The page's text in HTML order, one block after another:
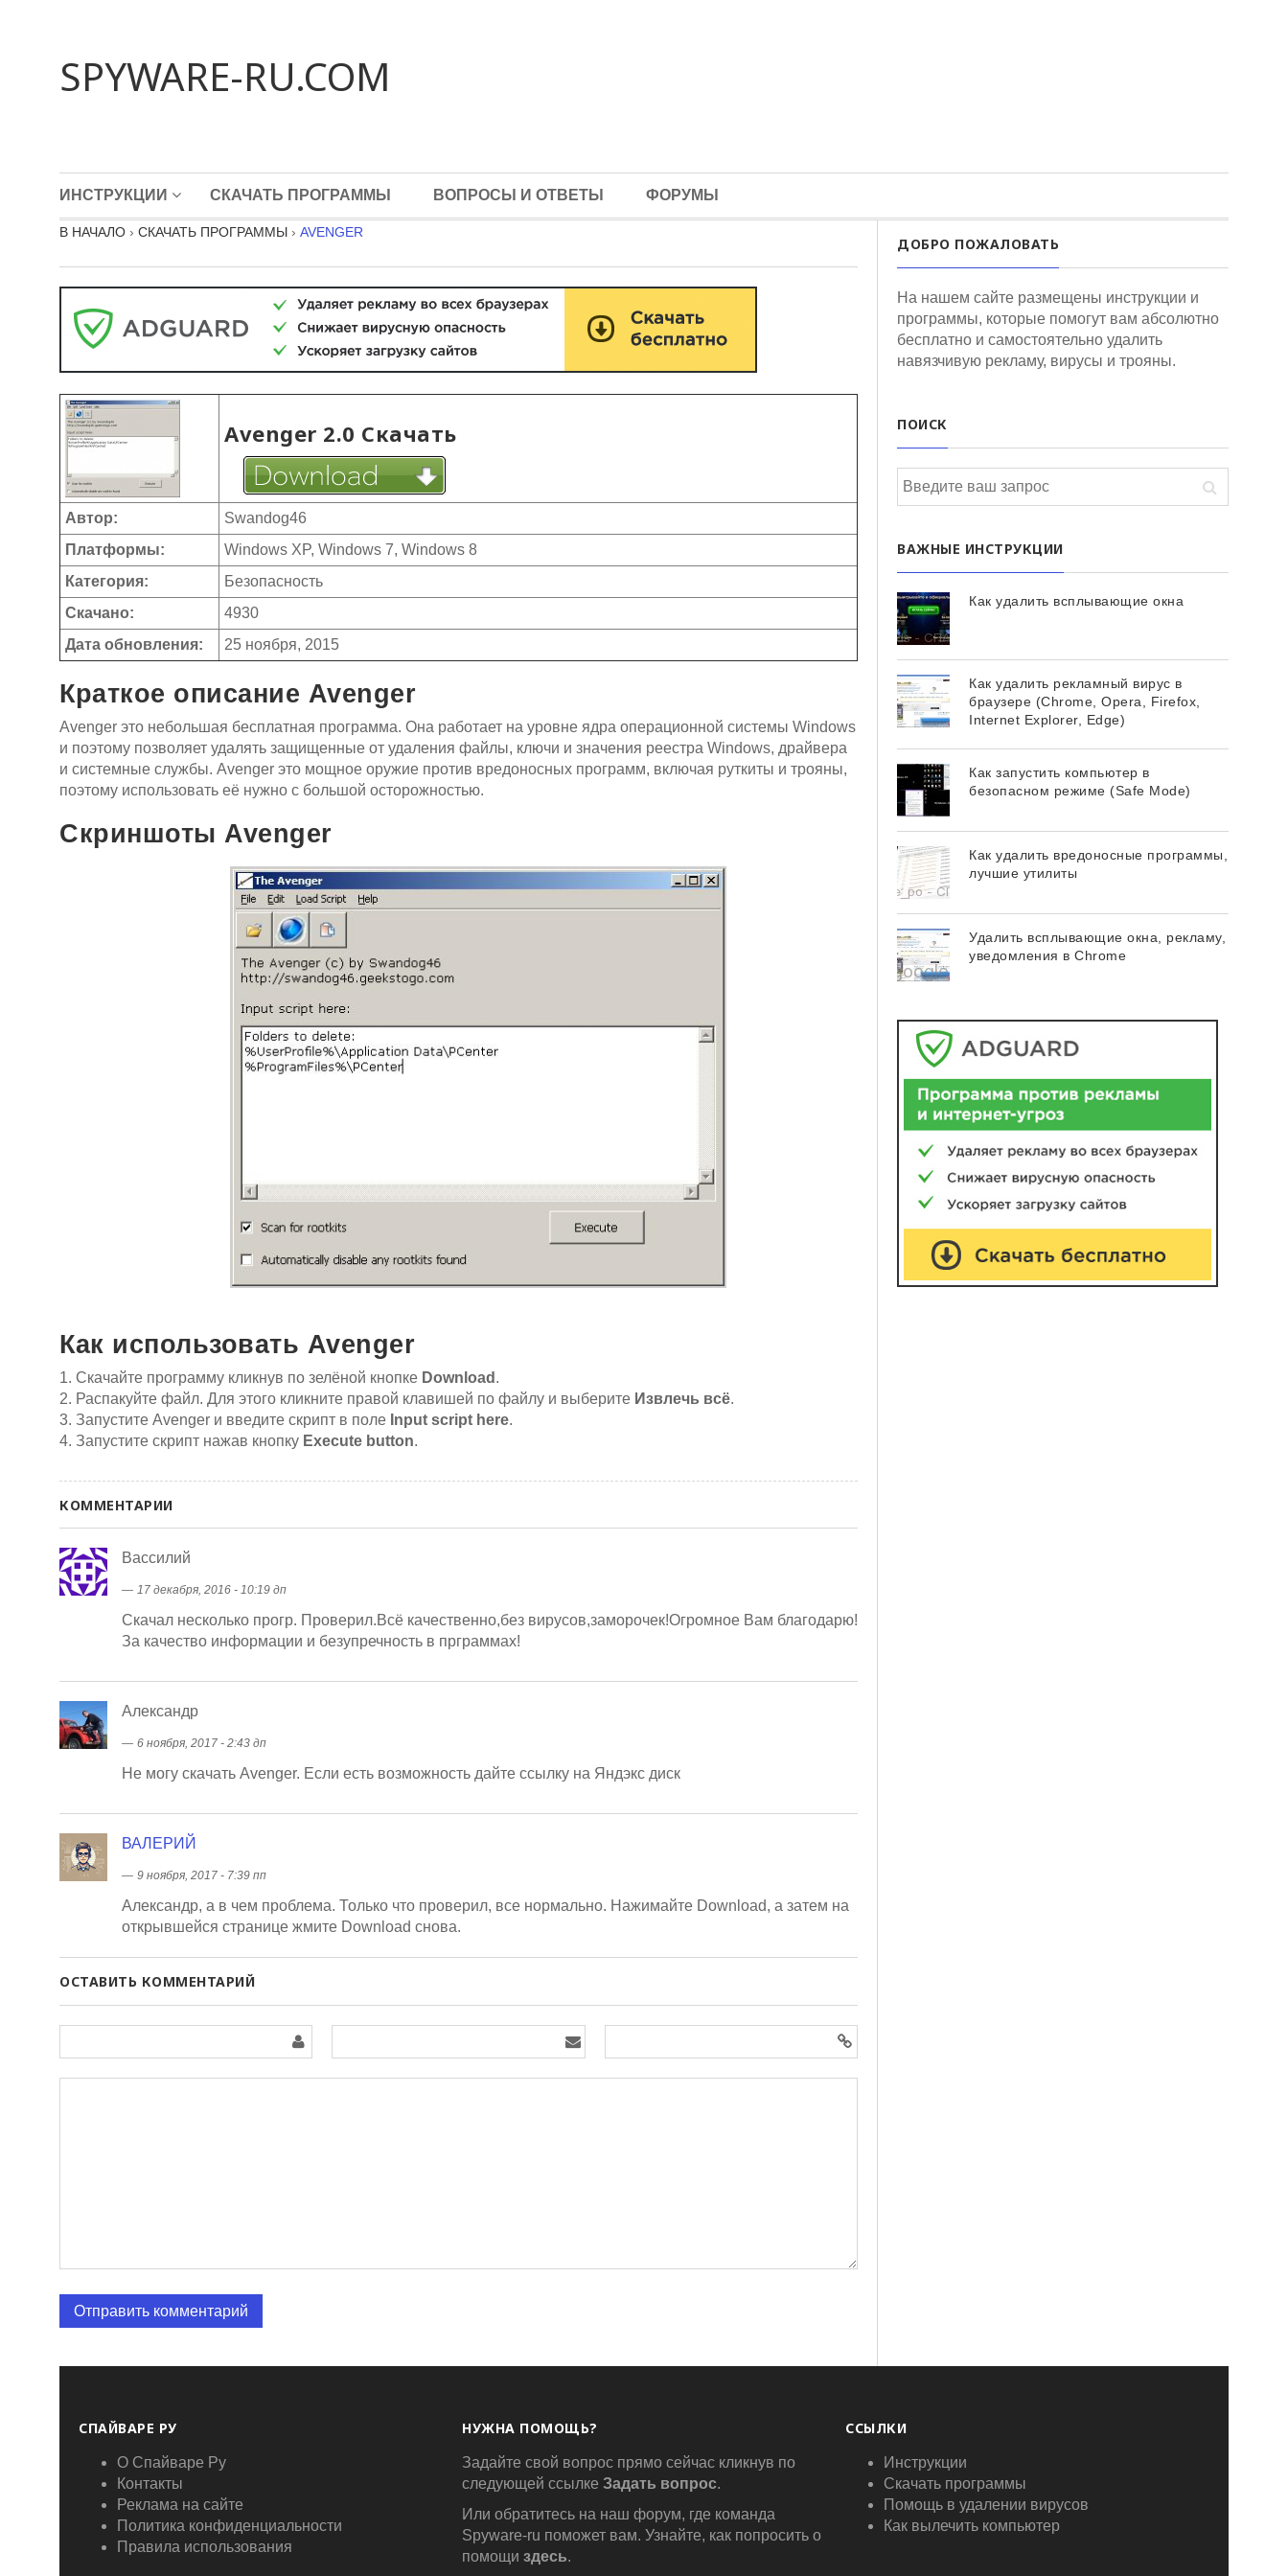
SPYWARE-RU.COM
ИНСТРУКЦИИ СКАЧАТЬ ПРОГРАММЫ ВОПРОСЫ И ОТВЕТЫ ФОРУМЫ
В НАЧАЛО › СКАЧАТЬ ПРОГРАММЫ › AVENGER
Avenger 2.0 Скачать
Автор:
Swandog46
Платформы:
Windows XP, Windows 7, Windows 8
Категория:
Безопасность
Скачано:
4930
Дата обновления:
25 ноября, 2015
Краткое описание Avenger
Avenger это небольшая бесплатная программа. Она работает на уровне ядра операционной системы Windows
и поэтому позволяет удалять защищенные от удаления файлы, ключи и значения реестра Windows, драйвера
и системные службы. Avenger это мощное оружие против вредоносных программ, включая руткиты и трояны,
поэтому использовать её нужно с большой осторожностью.
Скриншоты Avenger
Как использовать Avenger
1. Скачайте программу кликнув по зелёной кнопке Download .
2. Распакуйте файл. Для этого кликните правой клавишей по файлу и выберите Извлечь всё.
3. Запустите Avenger и введите скрипт в поле Input script here.
4. Запустите скрипт нажав кнопку Execute button.
КОММЕНТАРИИ
Вассилий
― 17 декабря, 2016 - 10:19 дп
Скачал несколько прогр. Проверил.Всё качественно,без вирусов,заморочек!Огромное Вам благодарю!
За качество информации и безупречность в прграммах!
Александр
― 6 ноября, 2017 - 2:43 дп
Не могу скачать Avenger. Если есть возможность дайте ссылку на Яндэкс диск
ВАЛЕРИЙ
― 9 ноября, 2017 - 7:39 пп
Александр, а в чем проблема. Только что проверил, все нормально. Нажимайте Download, а затем на
открывшейся странице жмите Download снова.
ОСТАВИТЬ КОММЕНТАРИЙ
ДОБРО ПОЖАЛОВАТЬ
На нашем сайте размещены инструкции и
программы, которые помогут вам абсолютно
бесплатно и самостоятельно удалить
навязчивую рекламу, вирусы и трояны.
ПОИСК
ВАЖНЫЕ ИНСТРУКЦИИ
Как удалить всплывающие окна
Как удалить рекламный вирус в
браузере (Chrome, Opera, Firefox,
Internet Explorer, Edge)
Как запустить компьютер в
безопасном режиме (Safe Mode)
Как удалить вредоносные программы,
лучшие утилиты
Удалить всплывающие окна, рекламу,
уведомления в Chrome
СПАЙВАРЕ РУ
О Спайваре Ру
Контакты
Реклама на сайте
Политика конфиденциальности
Правила использования
НУЖНА ПОМОЩЬ?
Задайте свой вопрос прямо сейчас кликнув по
следующей ссылке Задать вопрос.
Или обратитесь на наш форум, где команда
Spyware-ru поможет вам. Узнайте, как попросить о
помощи здесь.
ССЫЛКИ
Инструкции
Скачать программы
Помощь в удалении вирусов
Как вылечить компьютер